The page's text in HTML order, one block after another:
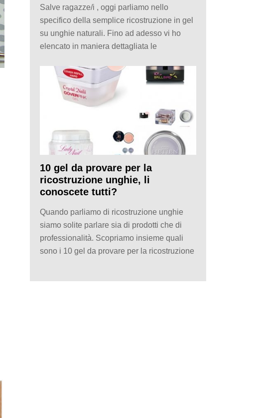
Salve ragazze/i , oggi parliamo nello
specifico della semplice ricostruzione in gel
su unghie naturali. Fino ad adesso vi ho
elencato in maniera dettagliata le
10 gel da provare per la
ricostruzione unghie, li
conoscete tutti?
Quando parliamo di ricostruzione unghie
siamo solite parlare sia di prodotti che di
professionalità. Scopriamo insieme quali
sono i 10 gel da provare per la ricostruzione